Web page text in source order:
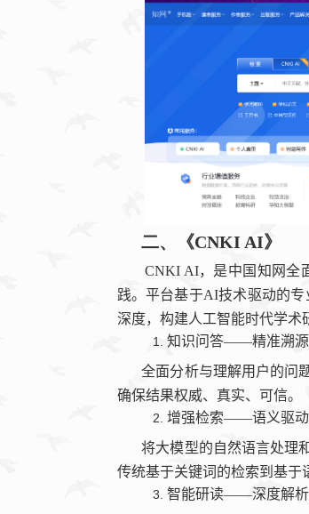
二、《CNKI AI》
CNKI AI，是中国知网全
践。平台基于AI技术驱动的专
深度，构建人工智能时代学术
知识问答——精准溯源
全面分析与理解用户的问
确保结果权威、真实、可信。
增强检索——语义驱动
将大模型的自然语言处理
传统基于关键词的检索到基于
智能研读——深度解析